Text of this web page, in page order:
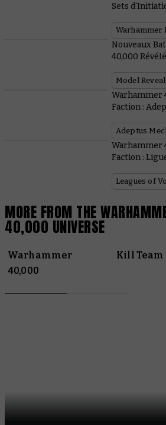
Sets
Warhammer
Nouveaux
40,000
Model Reveal
Warhammer
Faction :
Adeptus
Warhammer
Faction :
Leagues of
MORE FROM THE
40,000 UNIVERSE
Warhammer
40,000
Kill Team